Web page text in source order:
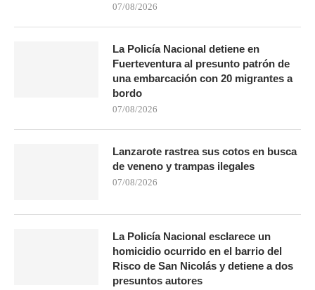
07/08/2026
La Policía Nacional detiene en
Fuerteventura al presunto patrón de
una embarcación con 20 migrantes a
bordo
07/08/2026
Lanzarote rastrea sus cotos en busca
de veneno y trampas ilegales
07/08/2026
La Policía Nacional esclarece un
homicidio ocurrido en el barrio del
Risco de San Nicolás y detiene a dos
presuntos autores